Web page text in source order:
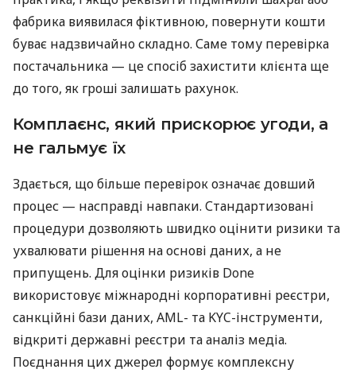
фабрика виявилася фіктивною, повернути кошти
буває надзвичайно складно. Саме тому перевірка
постачальника — це спосіб захистити клієнта ще
до того, як гроші залишать рахунок.
Комплаєнс, який прискорює угоди, а
не гальмує їх
Здається, що більше перевірок означає довший
процес — насправді навпаки. Стандартизовані
процедури дозволяють швидко оцінити ризики та
ухвалювати рішення на основі даних, а не
припущень. Для оцінки ризиків Done
використовує міжнародні корпоративні реєстри,
санкційні бази даних, AML- та KYC-інструменти,
відкриті державні реєстри та аналіз медіа.
Поєднання цих джерел формує комплексну